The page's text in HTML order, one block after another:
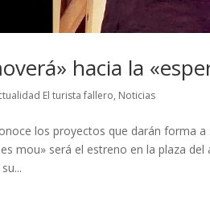
hacia la
El turista fallero, Noticias
los proyectos que darán forma
mou» será el estreno en la plaza